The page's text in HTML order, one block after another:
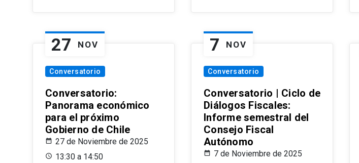
27 NOV
Conversatorio
Conversatorio:
Panorama económico
para el próximo
Gobierno de Chile
27 de Noviembre de 2025
13:30 a 14:50
7 NOV
Conversatorio
Conversatorio | Ciclo de
Diálogos Fiscales:
Informe semestral del
Consejo Fiscal
Autónomo
7 de Noviembre de 2025